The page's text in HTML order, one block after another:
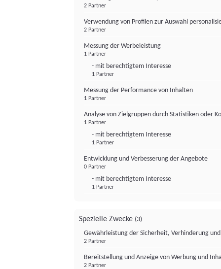
2 Partner
Verwendung von Profilen zur Auswahl
2 Partner
Messung der Werbeleistung
1 Partner
- mit berechtigtem Interesse
1 Partner
Messung der Performance von Inhalten
1 Partner
Analyse von Zielgruppen durch Statistiken oder
1 Partner
- mit berechtigtem Interesse
1 Partner
Entwicklung und Verbesserung der Angebote
0 Partner
- mit berechtigtem Interesse
1 Partner
Spezielle Zwecke (3)
Gewährleistung der Sicherheit, Verhinderung
2 Partner
Bereitstellung und Anzeige von Werbung und
2 Partner